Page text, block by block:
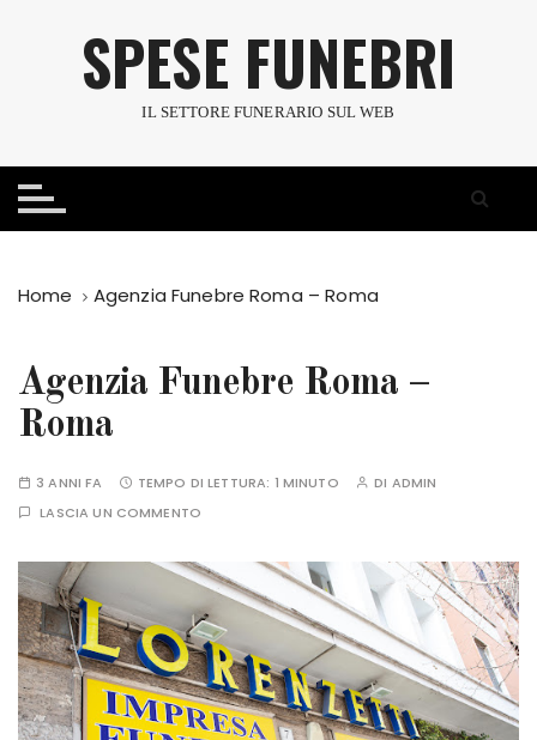
a
SPESE FUNEBRI
IL SETTORE FUNERARIO SUL WEB
Home Agenzia Funebre Roma – Roma
Agenzia Funebre Roma –
Roma
3 ANNI FA TEMPO DI LETTURA: 1 MINUTO DI ADMIN
LASCIA UN COMMENTO